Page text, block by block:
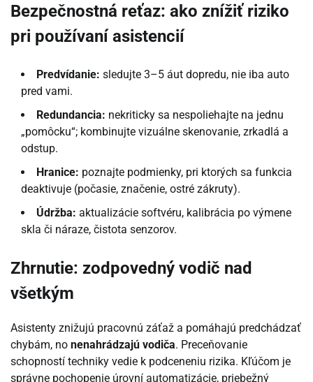
Bezpečnostná reťaz: ako znížiť riziko
pri používaní asistencií
Predvídanie: sledujte 3–5 áut dopredu, nie iba auto
pred vami.
Redundancia: nekriticky sa nespoliehajte na jednu
„pomôcku“; kombinujte vizuálne skenovanie, zrkadlá a
odstup.
Hranice: poznajte podmienky, pri ktorých sa funkcia
deaktivuje (počasie, značenie, ostré zákruty).
Údržba: aktualizácie softvéru, kalibrácia po výmene
skla či náraze, čistota senzorov.
Zhrnutie: zodpovedný vodič nad
všetkým
Asistenty znižujú pracovnú záťaž a pomáhajú predchádzať
chybám, no nenahrádzajú vodiča. Preceňovanie
schopností techniky vedie k podceneniu rizika. Kľúčom je
správne pochopenie úrovní automatizácie, priebežný